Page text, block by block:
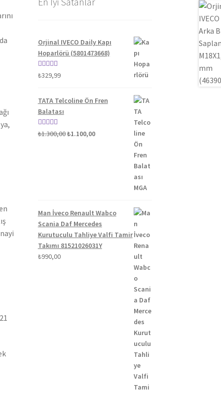
Orjinal IVECO Daily Kapı
Hoparlörü (5801473668)
5 üzerinden
₺329,99
TATA Telcoline Ön Fren
Balatası
5 üzerinden
₺1.300,00Orijinal
₺1.100,00Şu
Man İveco Renault Wabco
Scania Daf Mercedes
Kurutuculu Tahliye Valfi Tamir
Takımı 81521026031Y
₺990,00